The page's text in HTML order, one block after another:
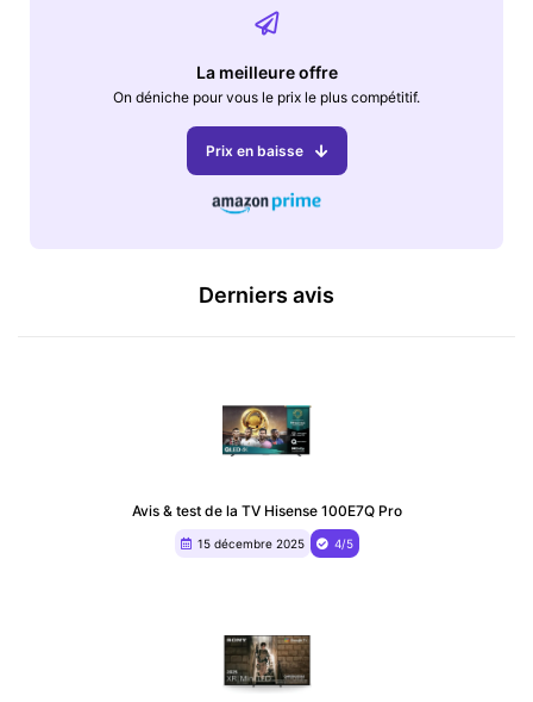
La meilleure offre
On déniche pour vous le prix le plus compétitif.
Prix en baisse
Derniers avis
Avis & test de la TV Hisense 100E7Q Pro
15 décembre 2025 4/5